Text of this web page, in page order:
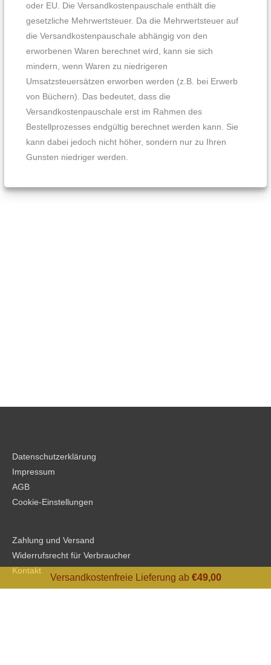
oder EU. Die Versandkostenpauschale enthält die
gesetzliche Mehrwertsteuer. Da die Mehrwertsteuer auf
die Versandkostenpauschale abhängig von den
erworbenen Waren berechnet wird, kann sie sich
mindern, wenn Waren zu niedrigeren
Umsatzsteuersätzen erworben werden (z.B. bei Erwerb
von Büchern). Das bedeutet, dass die
Versandkostenpauschale erst im Rahmen des
Bestellprozesses endgültig berechnet werden kann. Sie
kann dabei jedoch nicht höher, sondern nur zu Ihren
Gunsten niedriger werden.
Datenschutzerklärung
Impressum
AGB
Cookie-Einstellungen
Zahlung und Versand
Widerrufsrecht für Verbraucher
Kontakt
Versandkostenfreie Lieferung ab €49,00